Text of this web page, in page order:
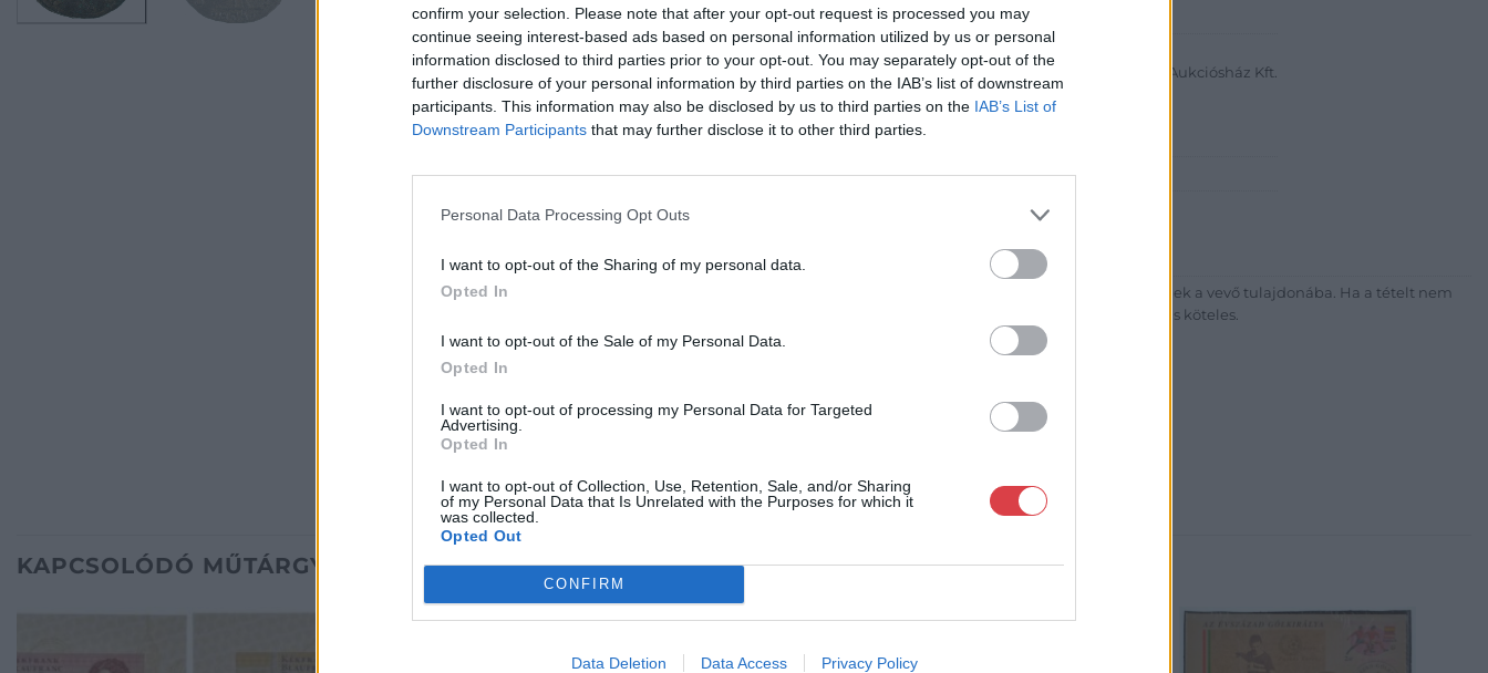
confirm your selection. Please note that after your opt-out request is processed you may
continue seeing interest-based ads based on personal information utilized by us or personal
information disclosed to third parties prior to your opt-out. You may separately opt-out of the
further disclosure of your personal information by third parties on the IAB’s list of downstream
participants. This information may also be disclosed by us to third parties on the IAB’s List of
Downstream Participants that may further disclose it to other third parties.
Personal Data Processing Opt Outs
I want to opt-out of the Sharing of my personal data.
Opted In
I want to opt-out of the Sale of my Personal Data.
Opted In
I want to opt-out of processing my Personal Data for Targeted
Advertising.
Opted In
I want to opt-out of Collection, Use, Retention, Sale, and/or Sharing
of my Personal Data that Is Unrelated with the Purposes for which it
was collected.
Opted Out
CONFIRM
Data Deletion Data Access Privacy Policy
Eladó:Darabanth Kft
Cím: Csonka Krisztián
Darabanth Bélyegkereskedelmi és Aukciósház Kft.
Budapest
Andrássy út 16.
1061
Telefon: 317-4757, 266-4154, 318-4035
http://darabanth.com
Bemutatkozás: A tételek a leütési ár + 25% jutalék megfizetése után kerülnek a vevő tulajdonába. Ha a tételt nem
személyesen veszik át, a vevő a postaköltség, biztosítási díj megfizetésére is köteles.
KAPCSOLÓDÓ MŰTÁRGYAK